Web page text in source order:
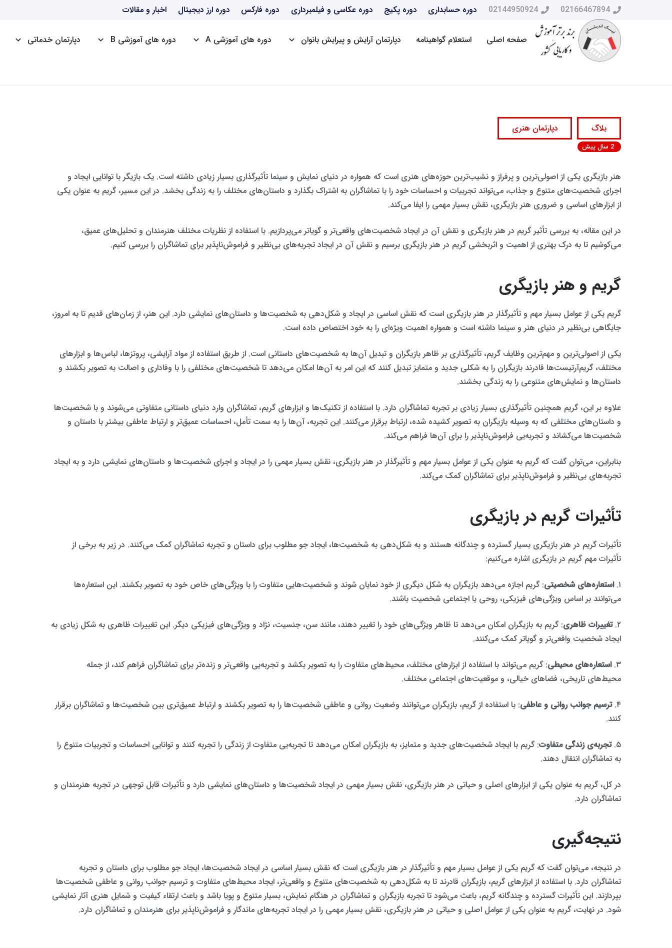
02166467894
02144950924 دوره حسابداری دوره پکیج دوره عکاسی و فیلمبرداری دوره فارکس دوره ارز دیجیتال اخبار و مقالات
صفحه اصلی استعلام گواهینامه دپارتمان آرایش و پیرایش بانوان دوره های آموزشی A دوره های آموزشی B دپارتمان خدماتی
بلاگ دپارتمان هنری
2 سال پیش
هنر بازیگری یکی از اصولی‌ترین و پرفراز و نشیب‌ترین حوزه‌های هنری است که همواره در دنیای نمایش و سینما تأثیرگذاری بسیار زیادی داشته است. یک بازیگر با توانایی ایجاد و
اجرای شخصیت‌های متنوع و جذاب، می‌تواند تجربیات و احساسات خود را با تماشاگران به اشتراک بگذارد و داستان‌های مختلف را به زندگی بخشد. در این مسیر، گریم به عنوان یکی
از ابزارهای اساسی و ضروری هنر بازیگری، نقش بسیار مهمی را ایفا می‌کند.
در این مقاله، به بررسی تأثیر گریم در هنر بازیگری و نقش آن در ایجاد شخصیت‌های واقعی‌تر و گویا‌تر می‌پردازیم. با استفاده از نظریات مختلف هنرمندان و تحلیل‌های عمیق،
می‌کوشیم تا به درک بهتری از اهمیت و اثربخشی گریم در هنر بازیگری برسیم و نقش آن در ایجاد تجربه‌های بی‌نظیر و فراموش‌ناپذیر برای تماشاگران را بررسی کنیم.
گریم و هنر بازیگری
گریم یکی از عوامل بسیار مهم و تأثیرگذار در هنر بازیگری است که نقش اساسی در ایجاد و شکل‌دهی به شخصیت‌ها و داستان‌های نمایشی دارد. این هنر، از زمان‌های قدیم تا به امروز،
جایگاهی بی‌نظیر در دنیای هنر و سینما داشته است و همواره اهمیت ویژه‌ای را به خود اختصاص داده است.
یکی از اصولی‌ترین و مهم‌ترین وظایف گریم، تأثیرگذاری بر ظاهر بازیگران و تبدیل آن‌ها به شخصیت‌های داستانی است. از طریق استفاده از مواد آرایشی، پروتزها، لباس‌ها و ابزارهای
مختلف، گریم‌آرتیست‌ها قادرند بازیگران را به شکلی جدید و متمایز تبدیل کنند که این امر به آن‌ها امکان می‌دهد تا شخصیت‌های مختلفی را با وفاداری و اصالت به تصویر بکشند و
داستان‌ها و نمایش‌های متنوعی را به زندگی بخشند.
علاوه بر این، گریم همچنین تأثیرگذاری بسیار زیادی بر تجربه تماشاگران دارد. با استفاده از تکنیک‌ها و ابزارهای گریم، تماشاگران وارد دنیای داستانی متفاوتی می‌شوند و با شخصیت‌ها
و داستان‌های مختلفی که به وسیله بازیگران به تصویر کشیده شده، ارتباط برقرار می‌کنند. این تجربه، آن‌ها را به سمت تأمل، احساسات عمیق‌تر و ارتباط عاطفی بیشتر با داستان و
شخصیت‌ها می‌کشاند و تجربه‌یی فراموش‌ناپذیر را برای آن‌ها فراهم می‌کند.
بنابراین، می‌توان گفت که گریم به عنوان یکی از عوامل بسیار مهم و تأثیرگذار در هنر بازیگری، نقش بسیار مهمی را در ایجاد و اجرای شخصیت‌ها و داستان‌های نمایشی دارد و به ایجاد
تجربه‌های بی‌نظیر و فراموش‌ناپذیر برای تماشاگران کمک می‌کند.
تأثیرات گریم در بازیگری
تأثیرات گریم در هنر بازیگری بسیار گسترده و چندگانه هستند و به شکل‌دهی به شخصیت‌ها، ایجاد جو مطلوب برای داستان و تجربه تماشاگران کمک می‌کنند. در زیر به برخی از
تأثیرات مهم گریم در بازیگری اشاره می‌کنیم:
۱. استعاره‌های شخصیتی: گریم اجازه می‌دهد بازیگران به شکل دیگری از خود نمایان شوند و شخصیت‌هایی متفاوت را با ویژگی‌های خاص خود به تصویر بکشند. این استعاره‌ها
می‌توانند بر اساس ویژگی‌های فیزیکی، روحی یا اجتماعی شخصیت باشند.
۲. تغییرات ظاهری: گریم به بازیگران امکان می‌دهد تا ظاهر ویژگی‌های خود را تغییر دهند، مانند سن، جنسیت، نژاد و ویژگی‌های فیزیکی دیگر. این تغییرات ظاهری به شکل زیادی به
ایجاد شخصیت واقعی‌تر و گویا‌تر کمک می‌کنند.
۳. استعاره‌های محیطی: گریم می‌تواند با استفاده از ابزارهای مختلف، محیط‌های متفاوت را به تصویر بکشد و تجربه‌یی واقعی‌تر و زنده‌تر برای تماشاگران فراهم کند، از جمله
محیط‌های تاریخی، فضاهای خیالی، و موقعیت‌های اجتماعی مختلف.
۴. ترسیم جوانب روانی و عاطفی: با استفاده از گریم، بازیگران می‌توانند وضعیت روانی و عاطفی شخصیت‌ها را به تصویر بکشند و ارتباط عمیق‌تری بین شخصیت‌ها و تماشاگران برقرار
کنند.
۵. تجربه‌ی زندگی متفاوت: گریم با ایجاد شخصیت‌های جدید و متمایز، به بازیگران امکان می‌دهد تا تجربه‌یی متفاوت از زندگی را تجربه کنند و توانایی احساسات و تجربیات متنوع را
به تماشاگران انتقال دهند.
در کل، گریم به عنوان یکی از ابزارهای اصلی و حیاتی در هنر بازیگری، نقش بسیار مهمی در ایجاد شخصیت‌ها و داستان‌های نمایشی دارد و تأثیرات قابل توجهی در تجربه هنرمندان و
تماشاگران دارد.
نتیجه‌گیری
در نتیجه، می‌توان گفت که گریم یکی از عوامل بسیار مهم و تأثیرگذار در هنر بازیگری است که نقش بسیار اساسی در ایجاد شخصیت‌ها، ایجاد جو مطلوب برای داستان و تجربه
تماشاگران دارد. با استفاده از ابزارهای گریم، بازیگران قادرند تا به شکل‌دهی به شخصیت‌های متنوع و واقعی‌تر، ایجاد محیط‌های متفاوت و ترسیم جوانب روانی و عاطفی شخصیت‌ها
بپردازند. این تأثیرات گسترده و چندگانه گریم، باعث می‌شود تا تجربه بازیگران و تماشاگران در هنگام نمایش، بسیار متنوع و پویا باشد و باعث ارتقاء کیفیت و شمایل هنری آثار نمایشی
شود. در نهایت، گریم به عنوان یکی از عوامل اصلی و حیاتی در هنر بازیگری، نقش بسیار مهمی را در ایجاد تجربه‌های ماندگار و فراموش‌ناپذیر برای هنرمندان و تماشاگران دارد.